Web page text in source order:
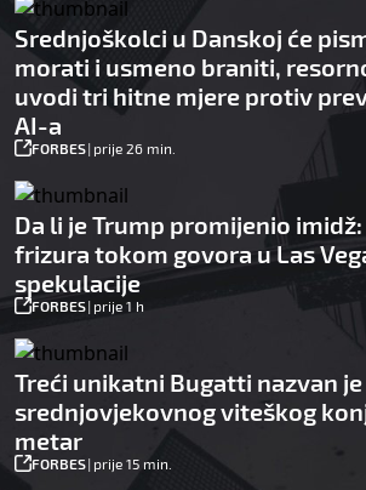
Srednjoškolci u Danskoj će
morati i usmeno braniti,
uvodi tri hitne mjere protiv
AI-a
FORBES| prije 26 min.
Da li je Trump promijenio
frizura tokom govora u Las
spekulacije
FORBES| prije 1 h
Treći unikatni Bugatti nazvan
srednjovjekovnog viteškog
metar
FORBES| prije 15 min.